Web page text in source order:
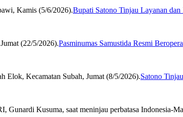
Bupati Satono Tinjau Layanan dan
Pasminumas Samustida Resmi
Satono